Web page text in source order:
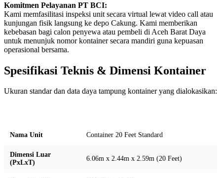
Komitmen Pelayanan PT BCI:
Kami memfasilitasi inspeksi unit secara virtual lewat video call atau
kunjungan fisik langsung ke depo Cakung. Kami memberikan
kebebasan bagi calon penyewa atau pembeli di Aceh Barat Daya
untuk menunjuk nomor kontainer secara mandiri guna kepuasan
operasional bersama.
Spesifikasi Teknis & Dimensi Kontainer
Ukuran standar dan data daya tampung kontainer yang dialokasikan:
Nama Unit Container 20 Feet Standard
Dimensi Luar
(PxLxT)
6.06m x 2.44m x 2.59m (20 Feet)